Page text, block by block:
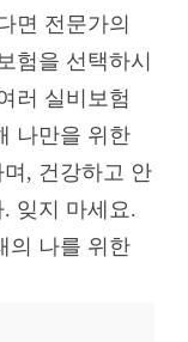
면 전문가의
험을 선택하시
러 실비보험
나만을 위한
, 건강하고 안
잊지 마세요.
의 나를 위한